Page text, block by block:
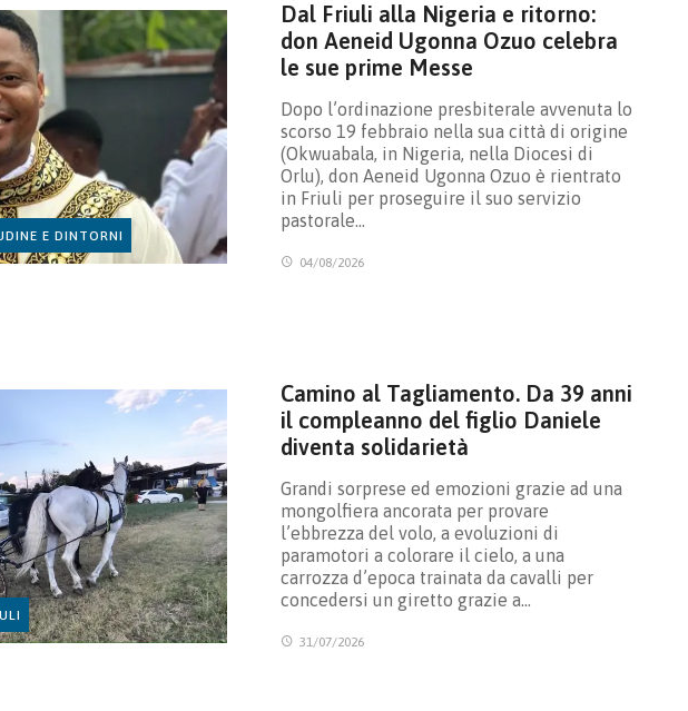
E DINTORNI
Dal Friuli alla Nigeria e ritorno:
don Aeneid Ugonna Ozuo celebra
le sue prime Messe
Dopo l’ordinazione presbiterale avvenuta lo
scorso 19 febbraio nella sua città di origine
(Okwuabala, in Nigeria, nella Diocesi di
Orlu), don Aeneid Ugonna Ozuo è rientrato
in Friuli per proseguire il suo servizio
pastorale…
04/08/2026
Camino al Tagliamento. Da 39 anni
il compleanno del figlio Daniele
diventa solidarietà
Grandi sorprese ed emozioni grazie ad una
mongolfiera ancorata per provare
l’ebbrezza del volo, a evoluzioni di
paramotori a colorare il cielo, a una
carrozza d’epoca trainata da cavalli per
concedersi un giretto grazie a…
31/07/2026